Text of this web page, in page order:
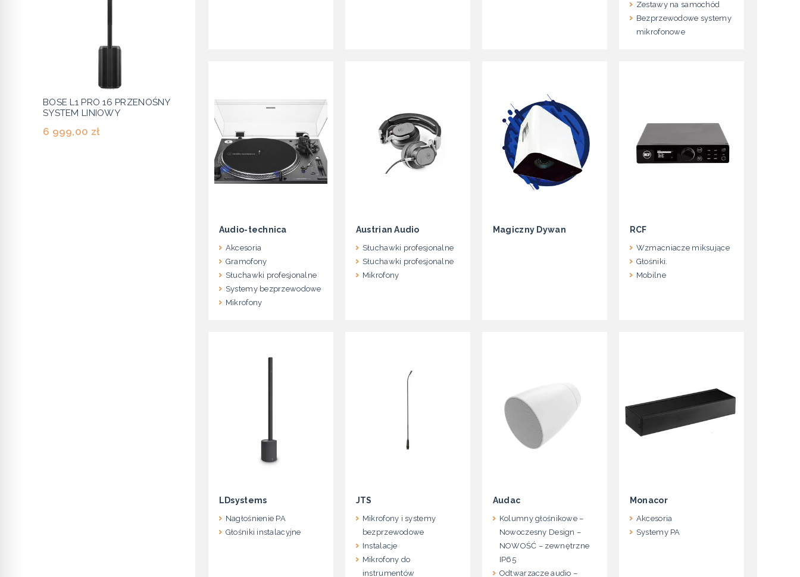
Zestawy na samochód
Bezprzewodowe systemy
mikrofonowe
Audio-technica
Akcesoria
Gramofony
Słuchawki profesjonalne
Systemy bezprzewodowe
Mikrofony
Austrian Audio
Słuchawki profesjonalne
Słuchawki profesjonalne
Mikrofony
Magiczny Dywan RCF
Wzmacniacze miksujące
Głośniki.
Mobilne
LDsystems
Nagłośnienie PA
Głośniki instalacyjne
JTS
Mikrofony i systemy
bezprzewodowe
Instalacje
Mikrofony do
instrumentów
Audac
Kolumny głośnikowe –
Nowoczesny Design –
NOWOŚĆ – zewnętrzne
IP65
Odtwarzacze audio –
Monacor
Akcesoria
Systemy PA
BOSE L1 PRO 16 PRZENOŚNY
SYSTEM LINIOWY
6 999,00 zł